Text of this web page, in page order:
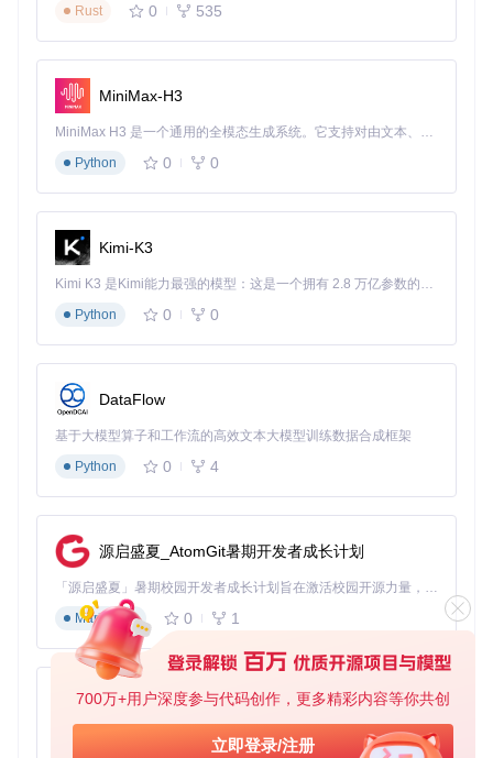
700万+用户深度参与代码创作，更多精彩内容等你共创
立即登录/注册
flowchart TD
    A[开始评估] --> B{星球类型}
    B -->|极地/荒漠| C[优先选择紧凑型蓝图]
    B -->|温带/热带| D[可考虑扩展型蓝图]
    D --> E
    E -->|高丰度| F[选择高产量蓝图]
    F --> H{能源状况}
    H -->|充足| I[部署完整生产线]
    H -->|有限| J[分阶段部署核心模块]
    I --> K[最终选择]
环境适配度评估公式：
其中环境修正系数：极地/荒漠=1.5，温带/热带=1.0，海洋星
球=2.0
痛点：单一大型蓝图故障导致整个生产线瘫痪。
方案：实施"功能模块化拆分"
将完整生产线拆分为原料采集、初级加工、高级合成和产
品存储四大模块
为每个模块选择独立蓝图，通过物流塔实现模块间连接
建立模块故障隔离机制，确保单个模块问题不影响整体系
重要提示：模块化设计不仅提升系统稳定性，还便于根据资
源变化灵活调整产能配比。
Rust
0 535
MiniMax-H3
MiniMax H3 是一个通用的全模态生成系统。它支持对由文本、图像、视频和音频组成的多模态上下文进行统一理解，并能生成分辨率高达 2K、时长可达 15 秒的带原生立体声音频的视频。得益于面向任务泛化的系统设计，H3 在预训练阶段就已具备广泛的多模态上下文理解与生成能力，能够出色地执行复杂的多模态指令。
Python
0 0
Kimi-K3
Kimi K3 是Kimi能力最强的模型：这是一个拥有 2.8 万亿参数的混合专家（MoE）模型，具备原生视觉理解能力，并支持 100 万 token 的上下文窗口。
Python
0 0
DataFlow
基于大模型算子和工作流的高效文本大模型训练数据合成框架
Python
0 4
源启盛夏_AtomGit暑期开发者成长计划
「源启盛夏」暑期校园开发者成长计划旨在激活校园开源力量，通过积分激励、认证扶持、资源倾斜等形式，引导高校组织和开发者完成「入驻 — 建项目 — 做贡献 — 获认证 — 得资源」的完整闭环。无论你是想带领社团入驻平台的组织者，还是希望用代码贡献证明自己的开发者，都能在这里找到属于你的成长路径。
Markdown
0 1
py-xiaozhi
基于Python的Xiaozhi AI，适用于想要完整Xiaozhi体验而无需拥有专用硬件的用户。